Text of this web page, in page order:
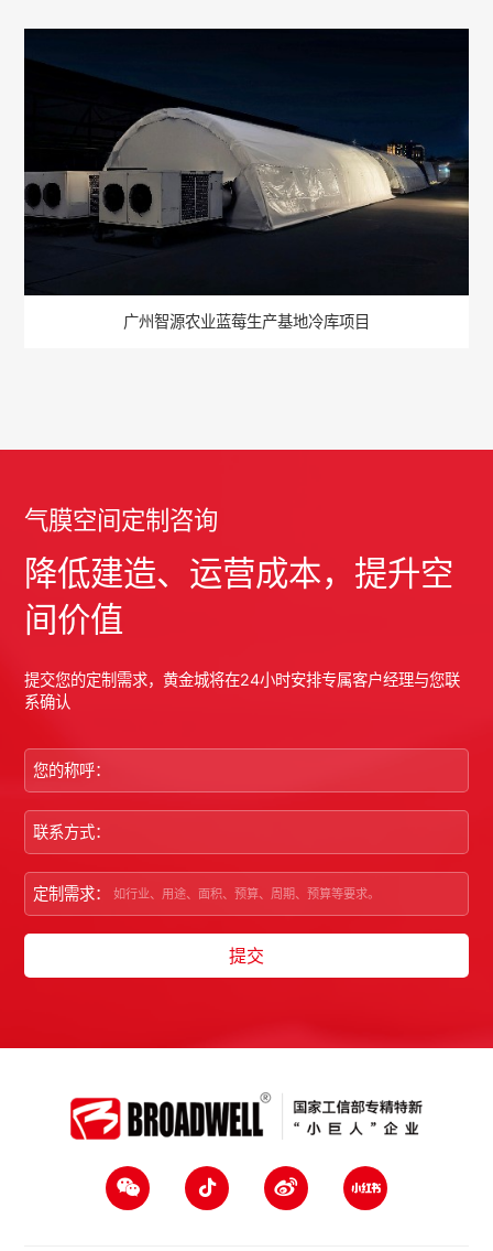
广州智源农业蓝莓生产基地冷库项目
气膜空间定制咨询
降低建造、运营成本，提升空
间价值
提交您的定制需求，黄金城将在24小时安排专属客户经理与您联
系确认
您的称呼：
联系方式：
定制需求：
提交